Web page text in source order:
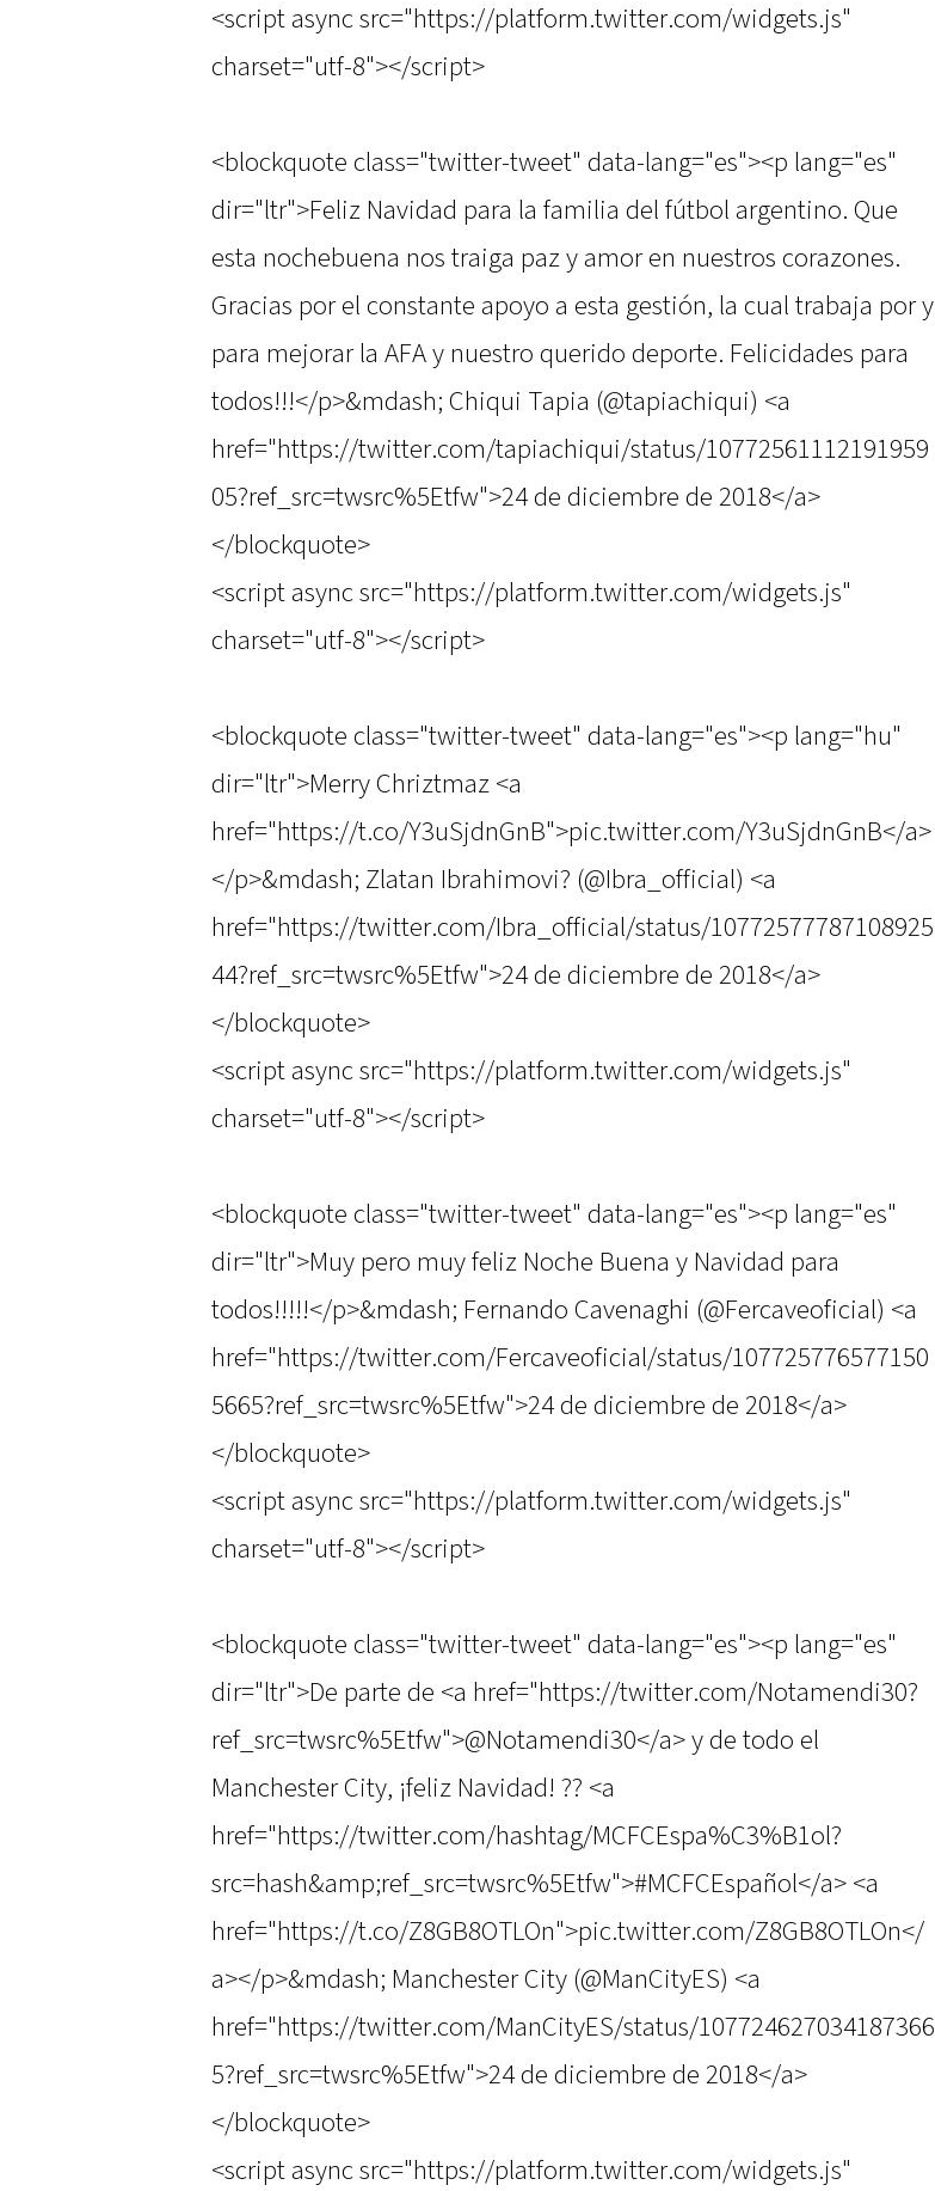
<script async src="https://platform.twitter.com/widgets.js"
charset="utf-8"></script>
<blockquote class="twitter-tweet" data-lang="es"><p lang="es"
dir="ltr">Feliz Navidad para la familia del fútbol argentino. Que
esta nochebuena nos traiga paz y amor en nuestros corazones.
Gracias por el constante apoyo a esta gestión, la cual trabaja por y
para mejorar la AFA y nuestro querido deporte. Felicidades para
todos!!!</p>&mdash; Chiqui Tapia (@tapiachiqui) <a
href="https://twitter.com/tapiachiqui/status/10772561112191959
05?ref_src=twsrc%5Etfw">24 de diciembre de 2018</a>
</blockquote>
<script async src="https://platform.twitter.com/widgets.js"
charset="utf-8"></script>
<blockquote class="twitter-tweet" data-lang="es"><p lang="hu"
dir="ltr">Merry Chriztmaz <a
href="https://t.co/Y3uSjdnGnB">pic.twitter.com/Y3uSjdnGnB</a>
</p>&mdash; Zlatan Ibrahimovi? (@Ibra_official) <a
href="https://twitter.com/Ibra_official/status/10772577787108925
44?ref_src=twsrc%5Etfw">24 de diciembre de 2018</a>
</blockquote>
<script async src="https://platform.twitter.com/widgets.js"
charset="utf-8"></script>
<blockquote class="twitter-tweet" data-lang="es"><p lang="es"
dir="ltr">Muy pero muy feliz Noche Buena y Navidad para
todos!!!!!</p>&mdash; Fernando Cavenaghi (@Fercaveoficial) <a
href="https://twitter.com/Fercaveoficial/status/107725776577150
5665?ref_src=twsrc%5Etfw">24 de diciembre de 2018</a>
</blockquote>
<script async src="https://platform.twitter.com/widgets.js"
charset="utf-8"></script>
<blockquote class="twitter-tweet" data-lang="es"><p lang="es"
dir="ltr">De parte de <a href="https://twitter.com/Notamendi30?
ref_src=twsrc%5Etfw">@Notamendi30</a> y de todo el
Manchester City, ¡feliz Navidad! ?? <a
href="https://twitter.com/hashtag/MCFCEspa%C3%B1ol?
src=hash&amp;ref_src=twsrc%5Etfw">#MCFCEspañol</a> <a
href="https://t.co/Z8GB8OTLOn">pic.twitter.com/Z8GB8OTLOn</
a></p>&mdash; Manchester City (@ManCityES) <a
href="https://twitter.com/ManCityES/status/107724627034187366
5?ref_src=twsrc%5Etfw">24 de diciembre de 2018</a>
</blockquote>
<script async src="https://platform.twitter.com/widgets.js"